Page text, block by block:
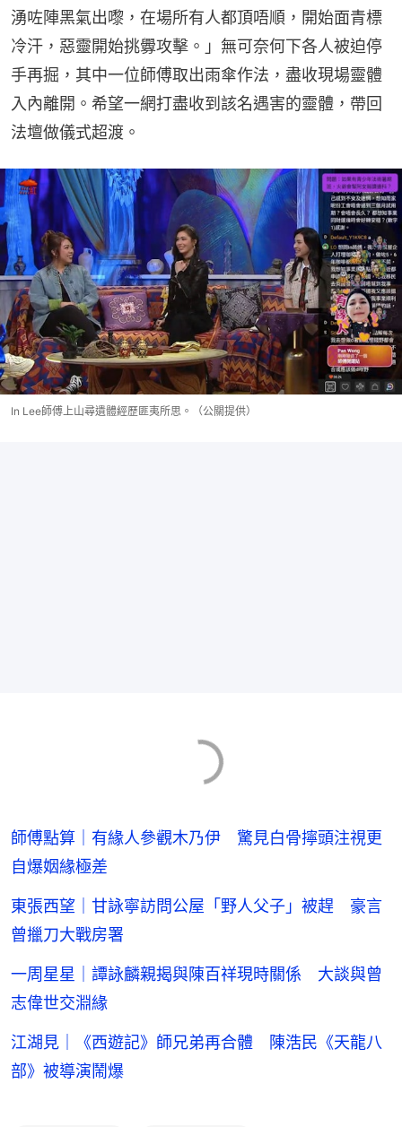
湧咗陣黑氣出嚟，在場所有人都頂唔順，開始面青標
冷汗，惡靈開始挑釁攻擊。」無可奈何下各人被迫停
手再掘，其中一位師傅取出雨傘作法，盡收現場靈體
入內離開。希望一網打盡收到該名遇害的靈體，帶回
法壇做儀式超渡。
In Lee師傅上山尋遺體經歷匪夷所思。（公關提供）
師傅點算｜有緣人參觀木乃伊 驚見白骨擰頭注視更
自爆姻緣極差
東張西望｜甘詠寧訪問公屋「野人父子」被趕 豪言
曾擸刀大戰房署
一周星星｜譚詠麟親揭與陳百祥現時關係 大談與曾
志偉世交淵緣
江湖見｜《西遊記》師兄弟再合體 陳浩民《天龍八
部》被導演鬧爆